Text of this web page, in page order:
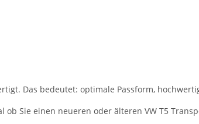
Das bedeutet: optimale Passform,
Sie einen neueren oder älteren VW T5